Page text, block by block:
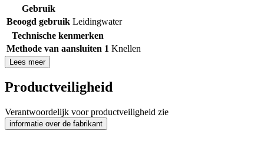
Gebruik
Beoogd gebruik Leidingwater
Technische kenmerken
Methode van aansluiten 1 Knellen
Lees meer
Productveiligheid
Verantwoordelijk voor productveiligheid zie
informatie over de fabrikant